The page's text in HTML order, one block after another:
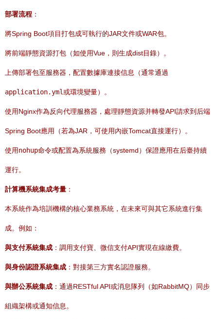
部署流程 ：
將Spring Boot項目打包成可執行的JAR文件或WAR包。
將前端靜態資源打包（如使用Vue，則生成dist目錄）。
上傳部署包至服務器，配置數據庫連接信息（通常通過
application.yml或環境變量）。
使用Nginx作為反向代理服務器，處理靜態資源并轉發API請求到后端
Spring Boot應用（若為JAR，可使用內嵌Tomcat直接運行）。
使用nohup命令或配置為系統服務（systemd）保證應用在后臺持續
運行。
計算機系統集成考量 ：
本系統作為培訓機構的核心業務系統，在未來可與其它系統進行集
成。例如：
與支付系統集成 ：調用支付寶、微信支付API實現在線繳費。
與身份認證系統集成 ：對接第三方實名認證服務。
與辦公系統集成 ：通過RESTful API或消息隊列（如RabbitMQ）同步
組織架構或通知信息。